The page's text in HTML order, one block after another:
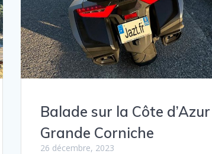
Balade sur la Côte
Grande Corniche
26 décembre, 2023